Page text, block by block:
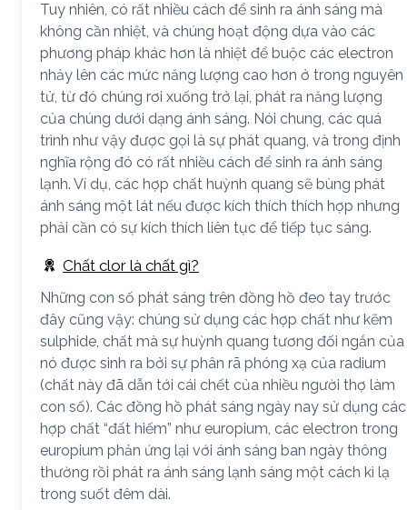
Tuy nhiên, có rất nhiều cách để sinh ra ánh sáng mà
không cần nhiệt, và chúng hoạt động dựa vào các
phương pháp khác hơn là nhiệt để buộc các electron
nhảy lên các mức năng lượng cao hơn ở trong nguyên
tử, từ đó chúng rơi xuống trở lại, phát ra năng lượng
của chúng dưới dạng ánh sáng. Nói chung, các quá
trình như vậy được gọi là sự phát quang, và trong định
nghĩa rộng đó có rất nhiều cách để sinh ra ánh sáng
lạnh. Ví dụ, các hợp chất huỳnh quang sẽ bùng phát
ánh sáng một lát nếu được kích thích thích hợp nhưng
phải cần có sự kích thích liên tục để tiếp tục sáng.
Chất clor là chất gì?
Những con số phát sáng trên đồng hồ đeo tay trước
đây cũng vậy: chúng sử dụng các hợp chất như kẽm
sulphide, chất mà sự huỳnh quang tương đối ngắn của
nó được sinh ra bởi sự phân rã phóng xạ của radium
(chất này đã dẫn tới cái chết của nhiều người thợ làm
con số). Các đồng hồ phát sáng ngày nay sử dụng các
hợp chất “đất hiếm” như europium, các electron trong
europium phản ứng lại với ánh sáng ban ngày thông
thường rồi phát ra ánh sáng lạnh sáng một cách kì lạ
trong suốt đêm dài.